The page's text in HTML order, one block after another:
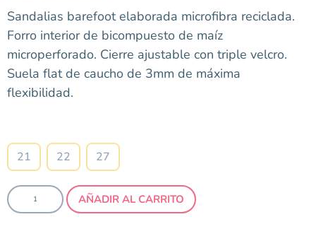
Sandalias barefoot elaborada microfibra reciclada.
Forro interior de bicompuesto de maíz
microperforado. Cierre ajustable con triple velcro.
Suela flat de caucho de 3mm de máxima
flexibilidad.
21 22 27
AÑADIR AL CARRITO